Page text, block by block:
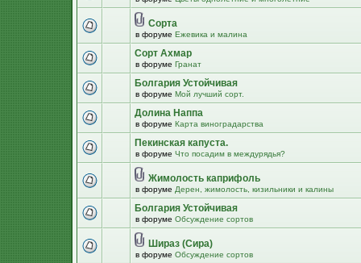
Сорта
в форуме Ежевика и малина
Сорт Ахмар
в форуме Гранат
Болгария Устойчивая
в форуме Мой лучший сорт.
Долина Наппа
в форуме Карта виноградарства
Пекинская капуста.
в форуме Что посадим в междурядья?
Жимолость каприфоль
в форуме Дерен, жимолость, кизильники и калины
Болгария Устойчивая
в форуме Обсуждение сортов
Шираз (Сира)
в форуме Обсуждение сортов